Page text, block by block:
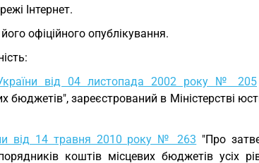
Інтернет.
офіційного опублікування.
від 04 листопада 2002 року № 205
бюджетів", зареєстрований в Міністерстві
від 14 травня 2010 року № 263 "Про
коштів місцевих бюджетів усіх